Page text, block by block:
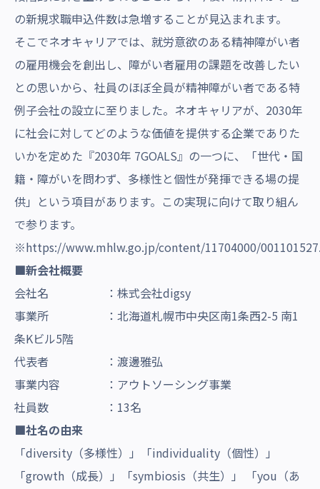
の新規求職申込件数は急増することが見込まれます。
そこでネオキャリアでは、就労意欲のある精神障がい者
の雇用機会を創出し、障がい者雇用の課題を改善したい
との思いから、社員のほぼ全員が精神障がい者である特
例子会社の設立に至りました。ネオキャリアが、2030年
に社会に対してどのような価値を提供する企業でありた
いかを定めた『2030年 7GOALS』の一つに、「世代・国
籍・障がいを問わず、多様性と個性が発揮できる場の提
供」という項目があります。この実現に向けて取り組ん
で参ります。
※https://www.mhlw.go.jp/content/11704000/
■新会社概要
会社名 ：株式会社digsy
事業所 ：北海道札幌市中央区南1条西2-5 南1
条Kビル5階
代表者 ：渡邊雅弘
事業内容 ：アウトソーシング事業
社員数 ：13名
■社名の由来
「diversity（多様性）」「individuality（個性）」
「growth（成長）」「symbiosis（共生）」 「you（あ